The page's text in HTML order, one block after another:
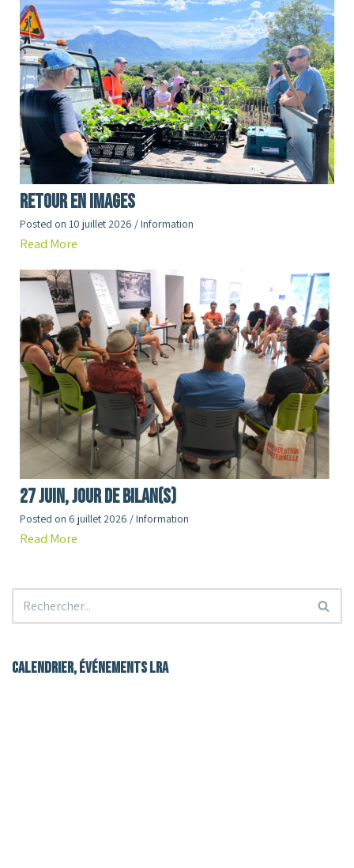
RETOUR en images
Posted on 10 juillet 2026 /Information
Read More
27 juin, jour de Bilan(s)
Posted on 6 juillet 2026 /Information
Read More
Calendrier, événements LRA